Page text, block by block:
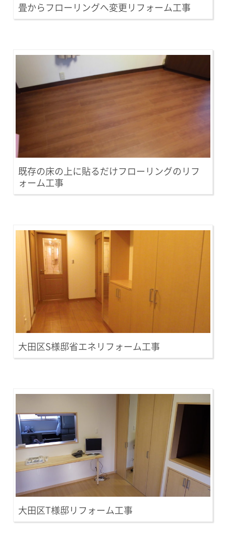
畳からフローリングへ変更リフォーム工事
既存の床の上に貼るだけフローリングのリフ
ォーム工事
大田区S様邸省エネリフォーム工事
大田区T様邸リフォーム工事